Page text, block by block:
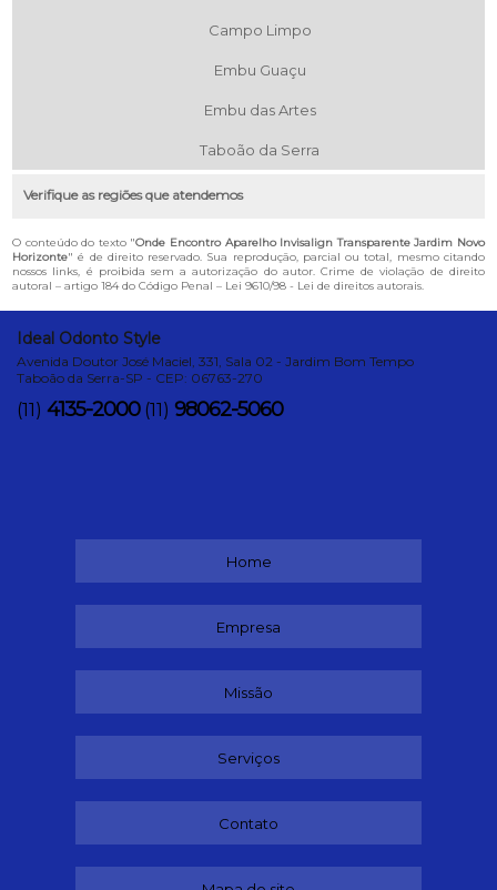
Campo Limpo
Embu Guaçu
Embu das Artes
Taboão da Serra
Verifique as regiões que atendemos
O conteúdo do texto "Onde Encontro Aparelho Invisalign Transparente Jardim Novo
Horizonte" é de direito reservado. Sua reprodução, parcial ou total, mesmo citando
nossos links, é proibida sem a autorização do autor. Crime de violação de direito
autoral – artigo 184 do Código Penal – Lei 9610/98 - Lei de direitos autorais.
Ideal Odonto Style
Avenida Doutor José Maciel, 331, Sala 02 - Jardim Bom Tempo
Taboão da Serra-SP - CEP: 06763-270
(11) 4135-2000 (11) 98062-5060
Home
Empresa
Missão
Serviços
Contato